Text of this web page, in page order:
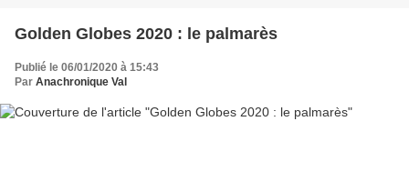
Golden Globes 2020 : le palmarès
Publié le 06/01/2020 à 15:43
Par Anachronique Val